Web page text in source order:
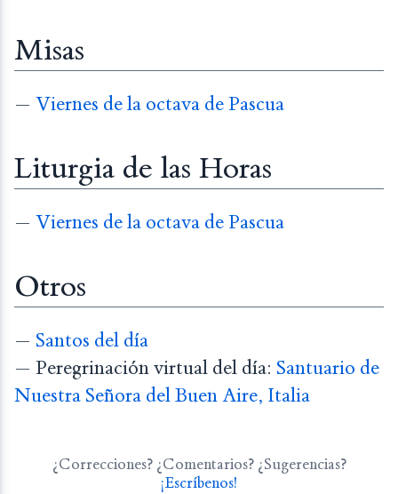
Misas
— Viernes de la octava de Pascua
Liturgia de las Horas
— Viernes de la octava de Pascua
Otros
— Santos del día
— Peregrinación virtual del día: Santuario de
Nuestra Señora del Buen Aire, Italia
¿Correcciones? ¿Comentarios? ¿Sugerencias?
¡Escríbenos!